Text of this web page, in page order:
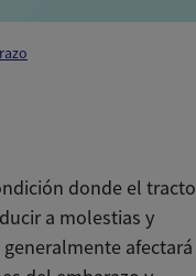
donde el tracto
a molestias y
afectará